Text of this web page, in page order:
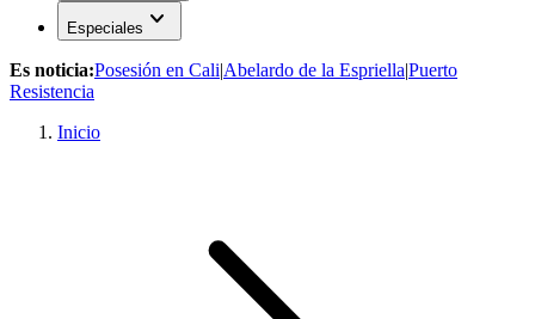
Especiales expand_more
Es noticia:Posesión en Cali|Abelardo de la Espriella|Puerto
Resistencia
Inicio